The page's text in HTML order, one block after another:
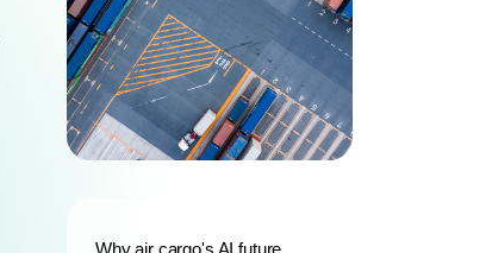
Why air cargo's AI future